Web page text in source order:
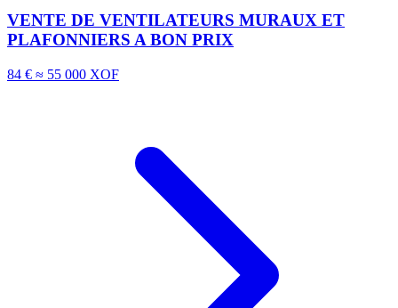
VENTE DE VENTILATEURS MURAUX ET
PLAFONNIERS A BON PRIX
84 € ≈ 55 000 XOF